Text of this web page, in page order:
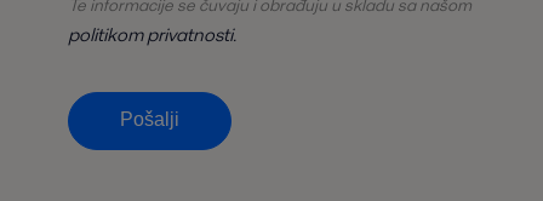
Te informacije se čuvaju i obrađuju u skladu sa našom
politikom privatnosti.
Pošalji